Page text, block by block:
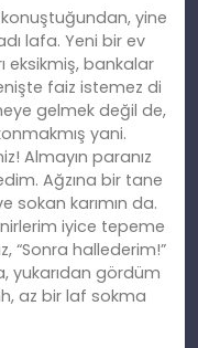
konuştuğundan, yine
lafa. Yeni bir ev
eksikmiş, bankalar
faiz istemez di
gelmek değil de,
yani.
Almayın paranız
Ağzına bir tane
sokan karımın da.
iyice tepeme
“Sonra hallederim!”
yukarıdan gördüm
az bir laf sokma